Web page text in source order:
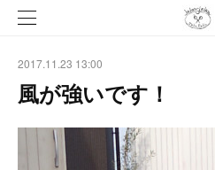
2017.11.23 13:00
風が強いです！